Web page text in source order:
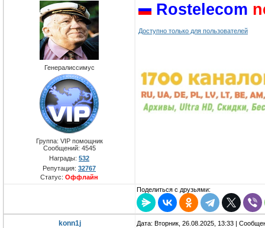
Генералиссимус
Группа: VIP помощник
Сообщений: 4545
Награды: 532
Репутация: 32767
Статус: Оффлайн
Rostelecom
Доступно только для пользователей
Поделиться с друзьями:
konn1j Дата: Вторник, 26.08.2025, 13:33 |